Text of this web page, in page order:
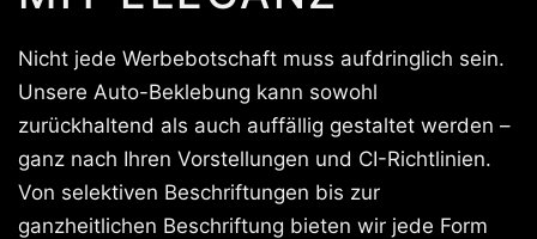
Nicht jede Werbebotschaft muss aufdringlich sein.
Unsere Auto-Beklebung kann sowohl
zurückhaltend als auch auffällig gestaltet werden –
ganz nach Ihren Vorstellungen und CI-Richtlinien.
Von selektiven Beschriftungen bis zur
ganzheitlichen Beschriftung bieten wir jede Form